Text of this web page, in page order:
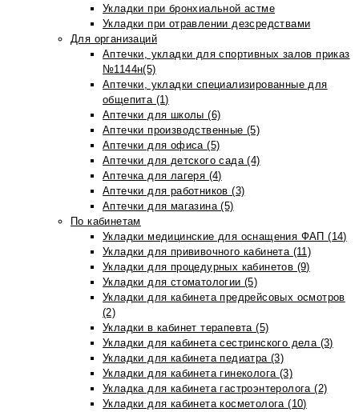
Укладки при бронхиальной астме
Укладки при отравлении дезсредствами
Для организаций
Аптечки, укладки для спортивных залов приказ
№1144н(5)
Аптечки, укладки специализированные для
общепита (1)
Аптечки для школы (6)
Аптечки производственные (5)
Аптечки для офиса (5)
Аптечки для детского сада (4)
Аптечка для лагеря (4)
Аптечки для работников (3)
Аптечки для магазина (5)
По кабинетам
Укладки медицинские для оснащения ФАП (14)
Укладки для прививочного кабинета (11)
Укладки для процедурных кабинетов (9)
Укладки для стоматологии (5)
Укладки для кабинета предрейсовых осмотров
(2)
Укладки в кабинет терапевта (5)
Укладки для кабинета сестринского дела (3)
Укладки для кабинета педиатра (3)
Укладки для кабинета гинеколога (3)
Укладка для кабинета гастроэнтеролога (2)
Укладки для кабинета косметолога (10)